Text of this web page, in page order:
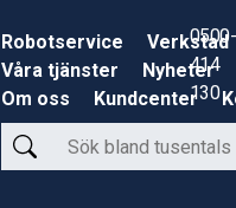
Robotservice
Verkstad
Våra tjänster
Nyheter
Om oss
Kundcenter
Sök
bland
0500-
414
130